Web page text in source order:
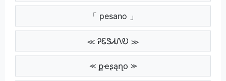
「 pesano 」
≪ ᎮᏋᏕᏗᏁᎧ ≫
⪻ քҽʂąղօ ⪼